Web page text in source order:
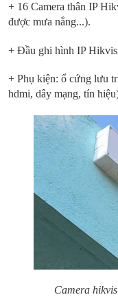
+ 16 Camera thân IP
được mưa nắng...).
+ Đầu ghi hình IP
+ Phụ kiện: ổ cứng lưu
hdmi, dây mạng, tín
Camera